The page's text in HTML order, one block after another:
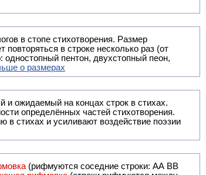
в стопе стихотворения. Размер
в строке несколько раз (от
пентон, двухстопный пеон,
о размерах
и ожидаемый на концах строк в стихах.
определённых частей стихотворения.
стихах и усиливают воздействие поэзии
(рифмуются соседние строки: AA ВВ